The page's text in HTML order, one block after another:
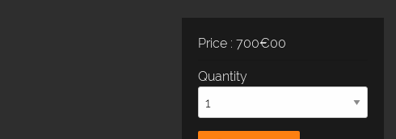
Price : 700€00
Quantity